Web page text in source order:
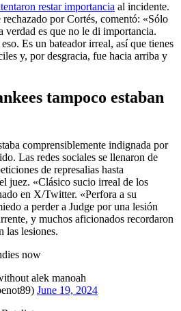
restar importancia al incidente.
por Cortés, comentó: «Sólo
es que no le di importancia.
Es un bateador irreal, así que tienes
y, por desgracia, fue hacia arriba y
tampoco estaban
comprensiblemente indignada por
Las redes sociales se llenaron de
de represalias hasta
juez. «Clásico sucio irreal de los
en X/Twitter. «Perfora a su
a perder a Judge por una lesión
y muchos aficionados recordaron
las lesiones.
now
alek manoah
June 19, 2024